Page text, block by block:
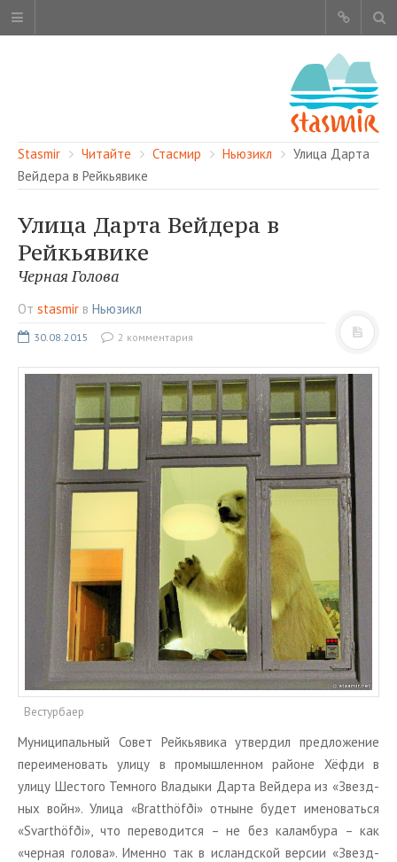
ОБ ЭТОМ САЙТЕ
АВТОРЫ
ЧИТАЙТЕ
СМОТРИТЕ
НАШИ УСЛУГИ
ТУРЫ В ИСЛАНДИЮ
ЗАКАЖИТЕ ТУР
ОТЗЫВЫ
Лента записей
Лента комментариев
WordPress.org
Stasmir Читайте Стасмир Ньюзикл
Улица Дарта
Вейдера в Рейкьявике
Улица Дарта Вейдера в
Рейкьявике
Черная Голова
От stasmir в Ньюзикл
30.08.2015 2 комментария
Вестурбаер
Му­ни­ци­паль­ный Совет Рейкья­ви­ка утвер­дил пред­ло­же­ние
пе­ре­име­но­вать улицу в про­мыш­лен­ном рай­оне Хёфди в
улицу Ше­сто­го Тем­но­го Вла­ды­ки Дарта Вей­де­ра из «Звезд­
ных войн». Улица «Bratthöfði» от­ныне будет име­но­вать­ся
«Svarthöfði», что пе­ре­во­дит­ся – не без ка­лам­бу­ра – как
«чер­ная го­ло­ва». Имен­но так в ис­ланд­ской вер­сии «Звезд­